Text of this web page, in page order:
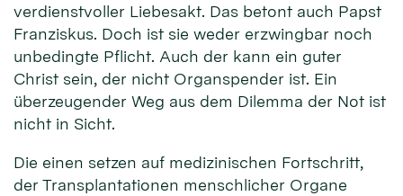
verdienstvoller Liebesakt. Das betont auch Papst
Franziskus. Doch ist sie weder erzwingbar noch
unbedingte Pflicht. Auch der kann ein guter
Christ sein, der nicht Organspender ist. Ein
überzeugender Weg aus dem Dilemma der Not ist
nicht in Sicht.
Die einen setzen auf medizinischen Fortschritt,
der Transplantationen menschlicher Organe